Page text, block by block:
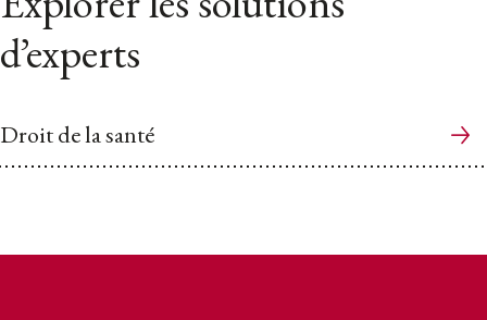
d’experts
Droit de la santé